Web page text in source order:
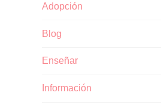
Adopción
Blog
Enseñar
Información